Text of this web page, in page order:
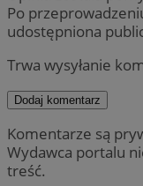
Po
udostępniona
Trwa wysyłanie
Dodaj komentarz
Komentarze są
Wydawca portalu
treść.